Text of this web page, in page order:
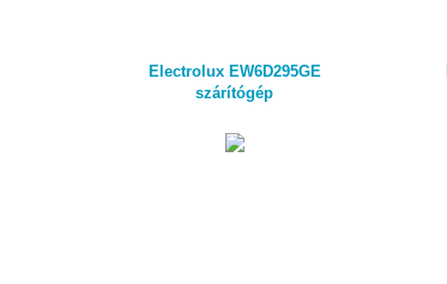
Electrolux EW6D295GE
szárítógép